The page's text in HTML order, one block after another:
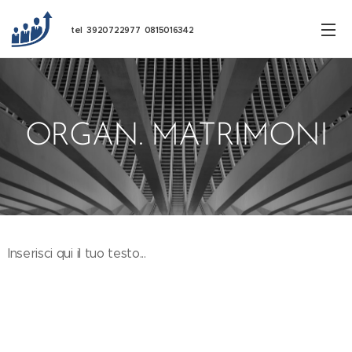
tel 3920722977 0815016342
ORGAN. MATRIMONI
Inserisci qui il tuo testo...